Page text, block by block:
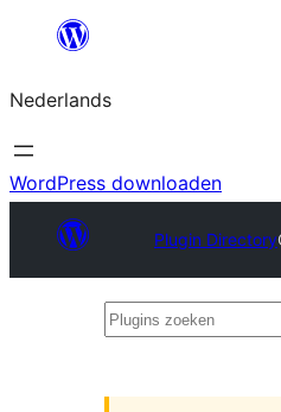
de
inhoud
Nederlands
WordPress downloaden
Plugin Directory
Plugins